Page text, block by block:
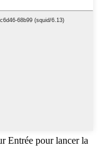
Entrée pour lancer la